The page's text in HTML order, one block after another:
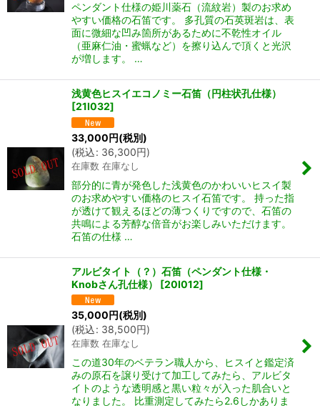
ペンダント仕様の姫川薬石（流紋岩）製のお求め
やすい価格の石笛です。 多孔質の石英斑岩は、表
面に微細な凹み箇所があるために不乾性オイル
（亜麻仁油・蜜蝋など）を擦り込んで頂くと光沢
が増します。 …
浅黄色ヒスイエコノミー石笛（円柱状孔仕様）
[21I032]
33,000円(税別)
(税込: 36,300円)
在庫数 在庫なし
部分的に青が発色した浅黄色のかわいいヒスイ製
のお求めやすい価格のヒスイ石笛です。 持った指
が透けて観えるほどの薄つくりですので、石笛の
共鳴による芳醇な倍音がお楽しみいただけます。
石笛の仕様 …
アルビタイト（？）石笛（ペンダント仕様・
Knobさん孔仕様）
[20I012]
35,000 円(税別)
(税込: 38,500円)
在庫数 在庫なし
この道30年のベテラン職人から、ヒスイと鑑定済
みの原石を譲り受けて加工してみたら、アルビタ
イトのような透明感と黒い粒々が入った肌合いと
なりました。 比重測定してみたら2.6しかありま